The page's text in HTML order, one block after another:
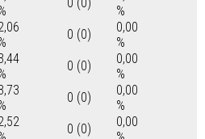
%
0 (0)
0,00
%
0 (0)
0,00
%
0 (0)
0,00
%
0 (0)
0,00